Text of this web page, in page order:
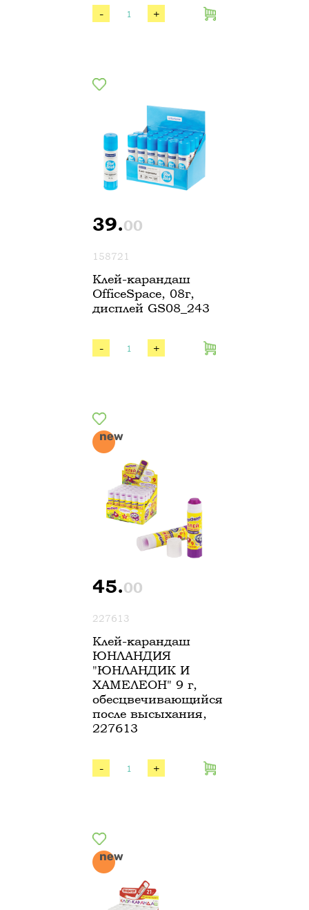
- +
39.00
158721
Клей-карандаш
OfficeSpace, 08г,
дисплей GS08_243
- +
45.00
227613
Клей-карандаш
ЮНЛАНДИЯ
"ЮНЛАНДИК И
ХАМЕЛЕОН" 9 г,
обесцвечивающийся
после высыхания,
227613
- +